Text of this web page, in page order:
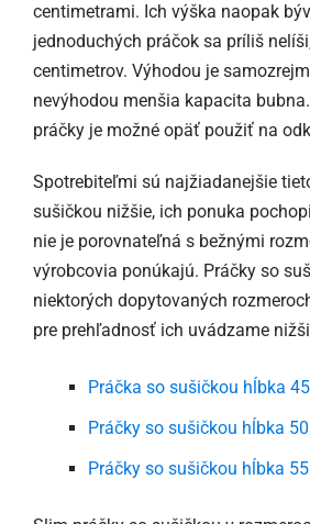
centimetrami. Ich výška naopak
jednoduchých práčok sa príliš
centimetrov. Výhodou je
nevýhodou menšia kapacita
práčky je možné opäť použiť na
Spotrebiteľmi sú najžiadanejšie
sušičkou nižšie, ich ponuka
nie je porovnateľná s bežnými
výrobcovia ponúkajú. Práčky so
niektorých dopytovaných
pre prehľadnosť ich uvádzame
Práčka so sušičkou hĺbka
Práčky so sušičkou hĺbka
Práčky so sušičkou hĺbka